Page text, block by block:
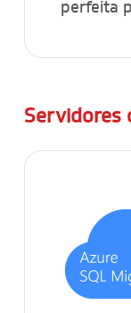
perfeita
Servidores